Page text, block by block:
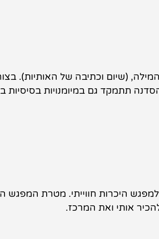
היכרות חווייתי. מטרת המפגש
אותי ואת המרכז.